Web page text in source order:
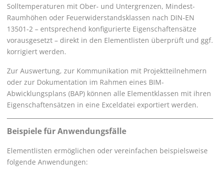
Solltemperaturen mit Ober- und Untergrenzen, Mindest-
Raumhöhen oder Feuerwiderstandsklassen nach DIN-EN
13501-2 – entsprechend konfigurierte Eigenschaftensätze
vorausgesetzt – direkt in den Elementlisten überprüft und ggf.
korrigiert werden.
Zur Auswertung, zur Kommunikation mit Projektteilnehmern
oder zur Dokumentation im Rahmen eines BIM-
Abwicklungsplans (BAP) können alle Elementklassen mit ihren
Eigenschaftensätzen in eine Exceldatei exportiert werden.
Beispiele für Anwendungsfälle
Elementlisten ermöglichen oder vereinfachen beispielsweise
folgende Anwendungen: